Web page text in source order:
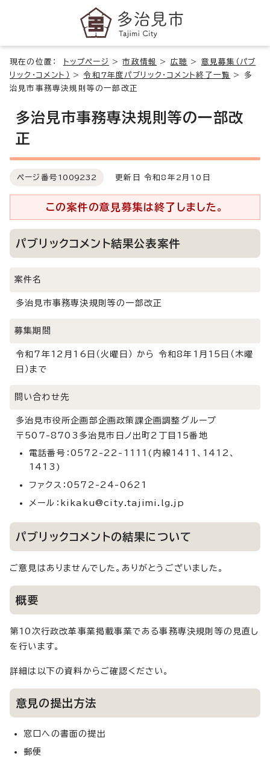
現在の位置： トップページ >市政情報 > 広聴 > 意見募集（パブ
リック・コメント）
>令和7年度パブリック・コメント終了一覧 > 多
治見市事務専決規則等の一部改正
多治見市事務専決規則等の一部改
正
ページ番号 1009232 更新日 令和8年2月10日
この案件の意見募集は終了しました。
パブリックコメント結果公表案件
案件名
多治見市事務専決規則等の一部改正
募集期間
令和7年12月16日（火曜日） から 令和8年1月15日（木曜
日）まで
問い合わせ先
多治見市役所企画部企画政策課企画調整グループ
〒507-8703多治見市日ノ出町2丁目15番地
電話番号：0572-22-1111(内線1411、1412、
1413)
ファクス：0572-24-0621
メール：kikaku@city.tajimi.lg.jp
パブリックコメントの結果について
ご意見はありませんでした。ありがとうございました。
概要
第10次行政改革事業掲載事業である事務専決規則等の見直し
を行います。
詳細は以下の資料からご確認ください。
意見の提出方法
窓口への書面の提出
郵便